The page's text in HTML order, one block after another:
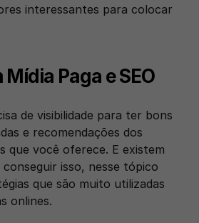
interessantes para colocar
Paga e SEO
de visibilidade para ter bons
e recomendações dos
que você oferece. E existem
isso, nesse tópico
que são muito utilizadas
onlines.